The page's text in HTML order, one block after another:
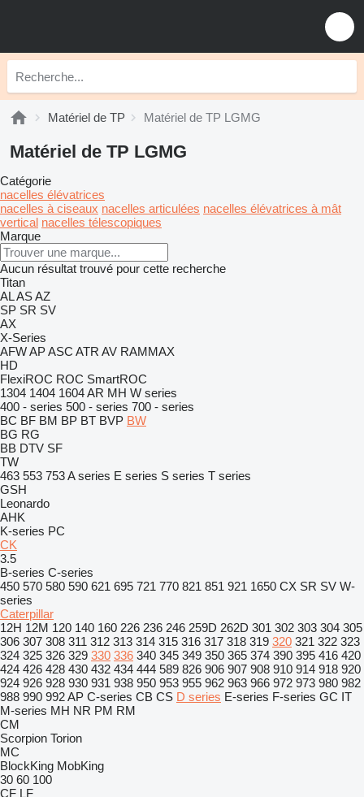
Matériel de TP Matériel de TP LGMG
Matériel de TP LGMG
Catégorie
nacelles élévatrices
nacelles à ciseaux nacelles articulées nacelles élévatrices à mât
vertical nacelles télescopiques
Marque
Aucun résultat trouvé pour cette recherche
Titan
ALASAZ
SP SR SV
AX
X-Series
AFWAPASC ATR AV RAMMAX
HD
FlexiROC ROC SmartROC
1304 1404 1604AR MH W series
400 - series 500 - series 700 - series
BC BF BM BP BT BVP BW
BG RG
BB DTV SF
TW
463 553 753A series E series S series T series
GSH
Leonardo
AHK
K-series PC
CK
3.5
B-series C-series
450 570 580 590 621 695 721 770 821 851 921 1650 CX SR SV W-
series
Caterpillar
12H 12M 120 140 160 226 236 246 259D 262D 301 302 303 304 305
306 307 308 311 312 313 314 315 316 317 318 319 320 321 322 323
324 325 326 329 330 336 340 345 349 350 365 374 390 395 416 420
424 426 428 430 432 434 444 589 826 906 907 908 910 914 918 920
924 926 928 930 931 938 950 953 955 962 963 966 972 973 980 982
988 990 992AP C-series CB CS D series E-series F-series GC IT
M-series MH NR PM RM
CM
Scorpion Torion
MC
BlockKing MobKing
30 60 100
CF LF